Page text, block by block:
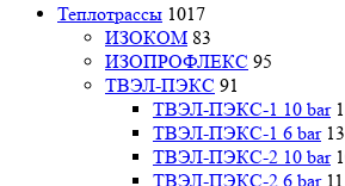
Теплотрассы 1017
ИЗОКОМ 83
ИЗОПРОФЛЕКС 95
ТВЭЛ-ПЭКС 91
ТВЭЛ-ПЭКС-1 10 bar
ТВЭЛ-ПЭКС-1 6 bar 13
ТВЭЛ-ПЭКС-2 10 bar
ТВЭЛ-ПЭКС-2 6 bar 11